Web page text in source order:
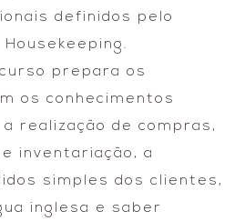
definidos pelo
prepara os
os conhecimentos
realização de compras,
inventariação, a
simples dos clientes,
inglesa e saber